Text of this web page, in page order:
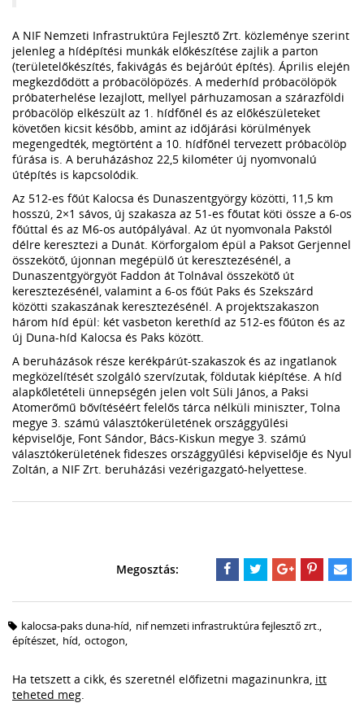
A NIF Nemzeti Infrastruktúra Fejlesztő Zrt. közleménye szerint
jelenleg a hídépítési munkák előkészítése zajlik a parton
(területelőkészítés, fakivágás és bejáróút építés). Április elején
megkezdődött a próbacölöpözés. A mederhíd próbacölöpök
próbaterhelése lezajlott, mellyel párhuzamosan a szárazföldi
próbacölöp elkészült az 1. hídfőnél és az előkészületeket
követően kicsit később, amint az időjárási körülmények
megengedték, megtörtént a 10. hídfőnél tervezett próbacölöp
fúrása is. A beruházáshoz 22,5 kilométer új nyomvonalú
útépítés is kapcsolódik.
Az 512-es főút Kalocsa és Dunaszentgyörgy közötti, 11,5 km
hosszú, 2×1 sávos, új szakasza az 51-es főutat köti össze a 6-os
főúttal és az M6-os autópályával. Az út nyomvonala Pakstól
délre keresztezi a Dunát. Körforgalom épül a Paksot Gerjennel
összekötő, újonnan megépülő út keresztezésénél, a
Dunaszentgyörgyöt Faddon át Tolnával összekötő út
keresztezésénél, valamint a 6-os főút Paks és Szekszárd
közötti szakaszának keresztezésénél. A projektszakaszon
három híd épül: két vasbeton kerethíd az 512-es főúton és az
új Duna-híd Kalocsa és Paks között.
A beruházások része kerékpárút-szakaszok és az ingatlanok
megközelítését szolgáló szervízutak, földutak kiépítése. A híd
alapkőletételi ünnepségén jelen volt Süli János, a Paksi
Atomerőmű bővítéséért felelős tárca nélküli miniszter, Tolna
megye 3. számú választókerületének országgyűlési
képviselője, Font Sándor, Bács-Kiskun megye 3. számú
választókerületének fideszes országgyűlési képviselője és Nyul
Zoltán, a NIF Zrt. beruházási vezérigazgató-helyettese.
kalocsa-paks duna-híd, nif nemzeti infrastruktúra fejlesztő zrt.,
építészet, híd, octogon,
Ha tetszett a cikk, és szeretnél előfizetni magazinunkra, itt
teheted meg